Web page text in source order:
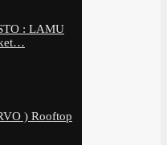
: LAMU
) Rooftop